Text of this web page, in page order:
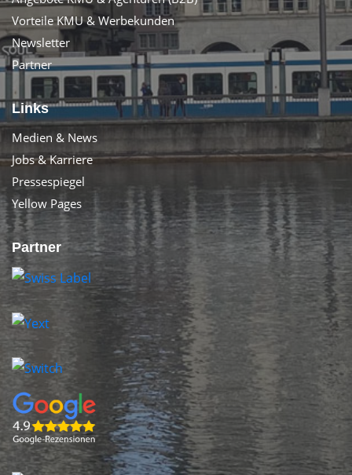
Vorteile KMU & Werbekunden
Newsletter
Partner
Links
Medien & News
Jobs & Karriere
Pressespiegel
Yellow Pages
Partner